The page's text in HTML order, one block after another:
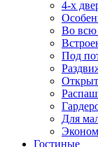
4-х
Во всю
Под
Для
Эконом
Гостиные